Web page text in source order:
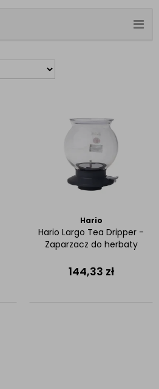
Hario
Hario Largo Tea Dripper -
Zaparzacz do herbaty
144,33 zł